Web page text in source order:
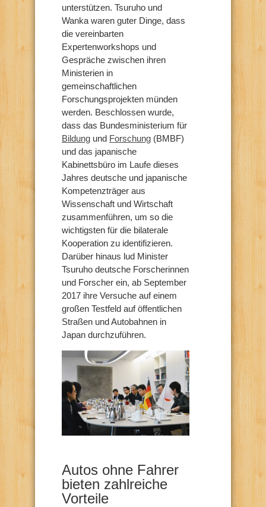
unterstützen. Tsuruho und
Wanka waren guter Dinge, dass
die vereinbarten
Expertenworkshops und
Gespräche zwischen ihren
Ministerien in
gemeinschaftlichen
Forschungsprojekten münden
werden. Beschlossen wurde,
dass das Bundesministerium für
Bildung und Forschung (BMBF)
und das japanische
Kabinettsbüro im Laufe dieses
Jahres deutsche und japanische
Kompetenzträger aus
Wissenschaft und Wirtschaft
zusammenführen, um so die
wichtigsten für die bilaterale
Kooperation zu identifizieren.
Darüber hinaus lud Minister
Tsuruho deutsche Forscherinnen
und Forscher ein, ab September
2017 ihre Versuche auf einem
großen Testfeld auf öffentlichen
Straßen und Autobahnen in
Japan durchzuführen.
Autos ohne Fahrer
bieten zahlreiche
Vorteile